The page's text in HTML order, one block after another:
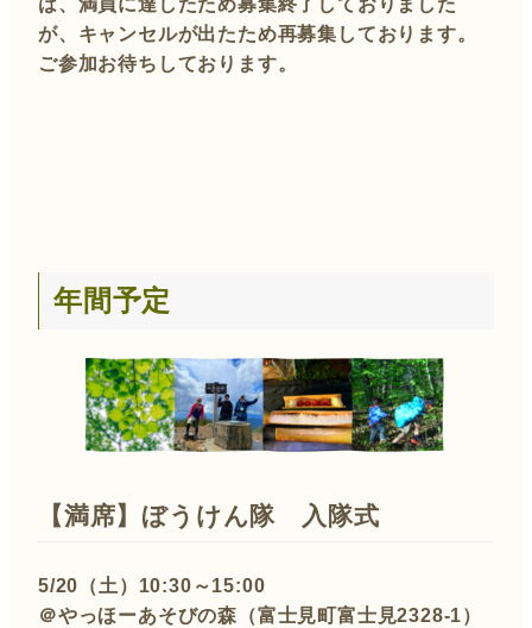
は、満員に達したため募集終了しておりました
が、キャンセルが出たため再募集 しております。
ご参加お待ちしております。
年間予定
【満席】 ぼうけん隊 入隊式
5/20（土）10:30～15:00
＠やっほーあそびの森（富士見町富士見2328-1）